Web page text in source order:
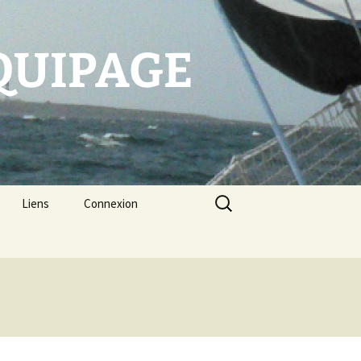
Liens Connexion
Rechercher :